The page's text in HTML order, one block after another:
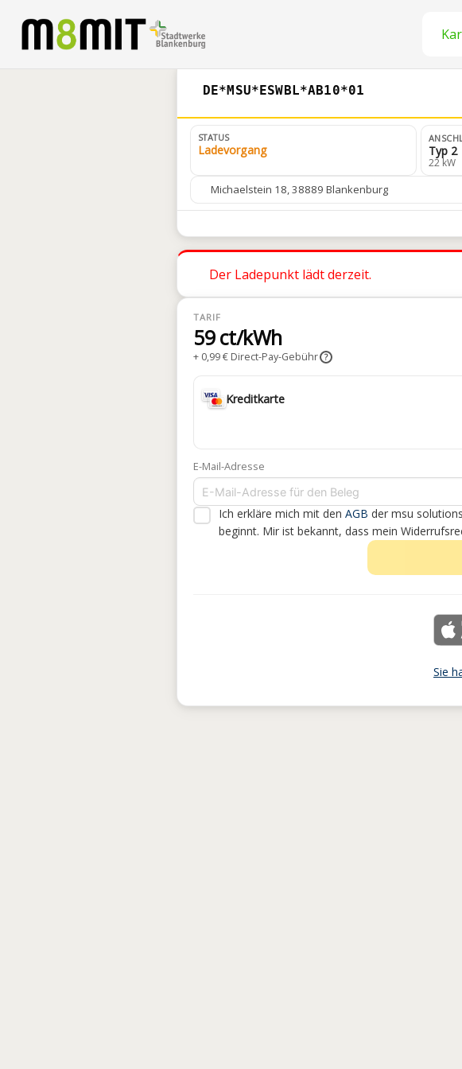
DE*MSU*ESWBL*AB10*01
STATUS
Ladevorgang Typ 2
22 kW
Michaelstein 18, 38889 Blankenburg
Der Ladepunkt lädt derzeit.
TARIF
59 ct/kWh
+ 0,99 € Direct-Pay-Gebühr ?
Kreditkarte
E-Mail-Adresse
Ich erkläre mich mit den AGB der msu
beginnt. Mir ist bekannt, dass mein
Sie